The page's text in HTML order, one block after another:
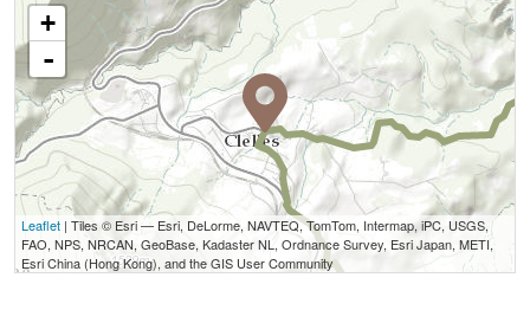
+
-
Leaflet | Tiles © Esri — Esri, DeLorme, NAVTEQ, TomTom, Intermap, iPC, USGS,
FAO, NPS, NRCAN, GeoBase, Kadaster NL, Ordnance Survey, Esri Japan, METI,
Esri China (Hong Kong), and the GIS User Community